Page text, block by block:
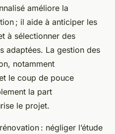
améliore la
; il aide à anticiper les
à sélectionner des
adaptées. La gestion des
notamment
le coup de pouce
la part
le projet.
: négliger l’étude